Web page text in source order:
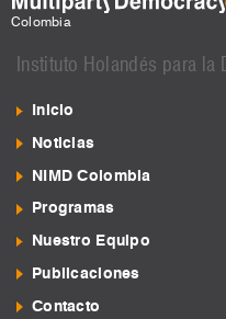
Colombia
Instituto Holandés para
Inicio
Noticias
NIMD Colombia
Programas
Nuestro Equipo
Publicaciones
Contacto